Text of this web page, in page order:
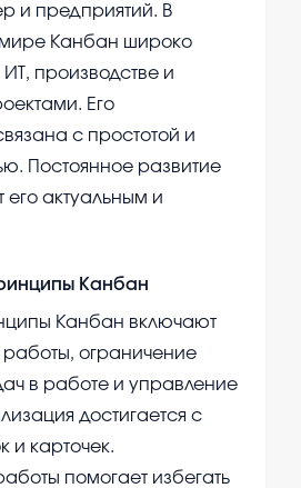
и предприятий. В
Канбан широко
ИТ, производстве и
Его
с простотой и
Постоянное развитие
его актуальным и
Канбан
Канбан включают
ограничение
в работе и управление
достигается с
и карточек.
помогает избегать